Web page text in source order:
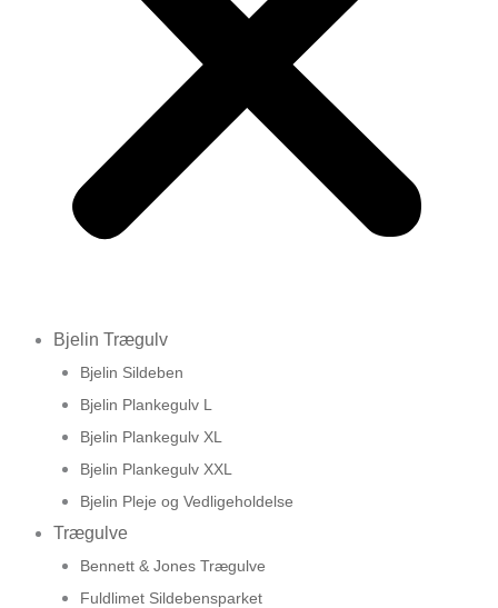
Bjelin Trægulv
Bjelin Sildeben
Bjelin Plankegulv L
Bjelin Plankegulv XL
Bjelin Plankegulv XXL
Bjelin Pleje og Vedligeholdelse
Trægulve
Bennett & Jones Trægulve
Fuldlimet Sildebensparket